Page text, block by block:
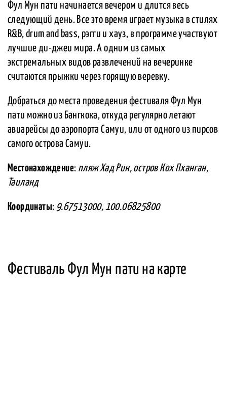
Фул Мун пати начинается вечером и длится весь
следующий день. Все это время играет музыка в стилях
R&B, drum and bass, рэгги и хауз, в программе участвуют
лучшие ди-джеи мира. А одним из самых
экстремальных видов развлечений на вечеринке
считаются прыжки через горящую веревку.
Добраться до места проведения фестиваля Фул Мун
пати можно из Бангкока, откуда регулярно летают
авиарейсы до аэропорта Самуи, или от одного из пирсов
самого острова Самуи.
Местонахождение: пляж Хад Рин, остров Кох Пханган,
Таиланд
Координаты: 9.67513000, 100.06825800
Фестиваль Фул Мун пати на карте